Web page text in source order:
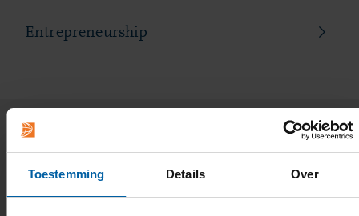
Toestemming Details Over
Entrepreneurship
Wat deze opleiding uniek maakt